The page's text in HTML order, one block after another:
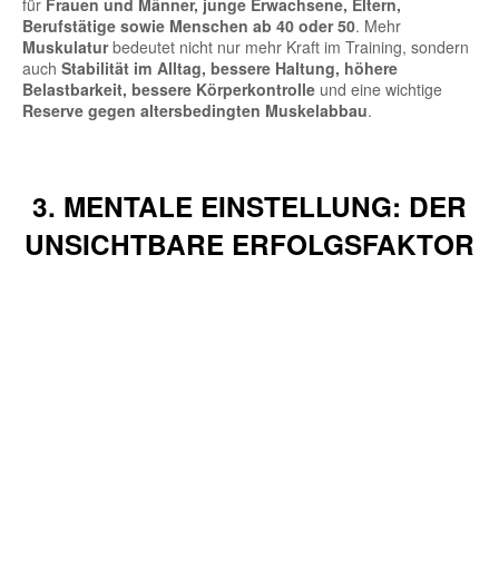
Berufstätige sowie Menschen ab 40 oder 50. Mehr
Muskulaturbedeutet nicht nur mehr Kraft im Training, sondern
auch Stabilität im Alltag, bessere Haltung, höhere
Belastbarkeit, bessere Körperkontrolle und eine wichtige
Reserve gegen altersbedingten Muskelabbau.
3. MENTALE EINSTELLUNG: DER
UNSICHTBARE ERFOLGSFAKTOR